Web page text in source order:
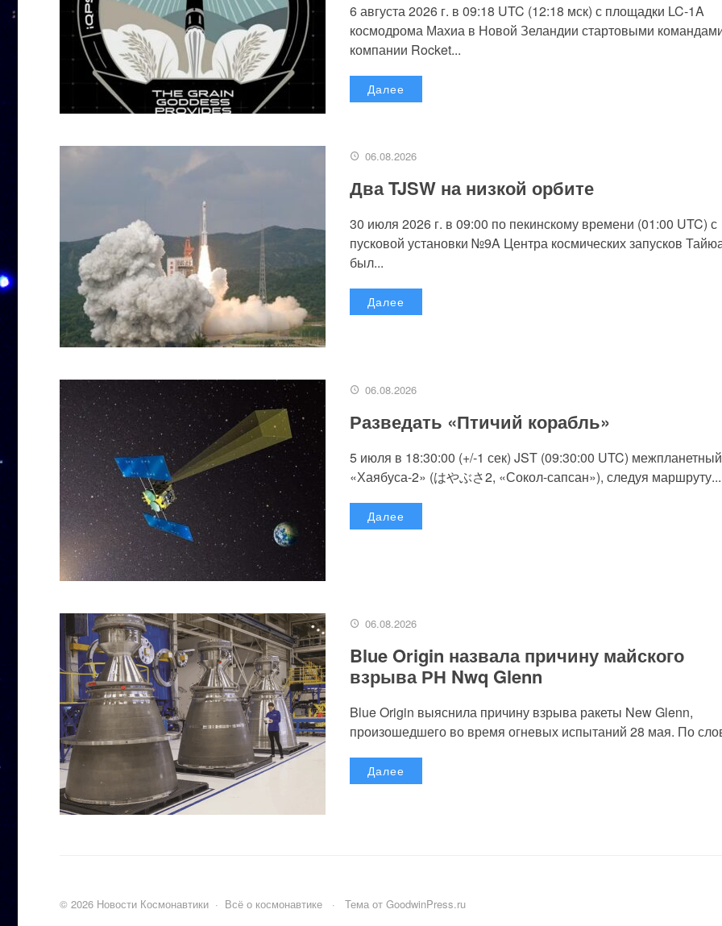
6 августа 2026 г. в 09:18 UTC (12:18 мск) с площадки LC-1A
космодрома Махиа в Новой Зеландии стартовыми
компании Rocket...
Далее
06.08.2026
Два TJSW на низкой орбите
30 июля 2026 г. в 09:00 по пекинскому времени (01:00 UTC) с
пусковой установки №9A Центра космических запусков
был...
Далее
06.08.2026
Разведать «Птичий корабль»
5 июля в 18:30:00 (+/-1 сек) JST (09:30:00 UTC)
«Хаябуса-2» (はやぶさ2, «Сокол-сапсан»), следуя маршруту...
Далее
06.08.2026
Blue Origin назвала причину майского
взрыва РН Nwq Glenn
Blue Origin выяснила причину взрыва ракеты New Glenn,
произошедшего во время огневых испытаний 28 мая. По
Далее
© 2026 Новости Космонавтики · Всё о космонавтике · Тема от GoodwinPress.ru